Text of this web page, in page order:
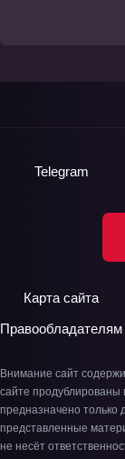
Telegram
Карта сайта
Правообладателям
Внимание сайт
сайте продублированы
предназначено только
представленные
не несёт